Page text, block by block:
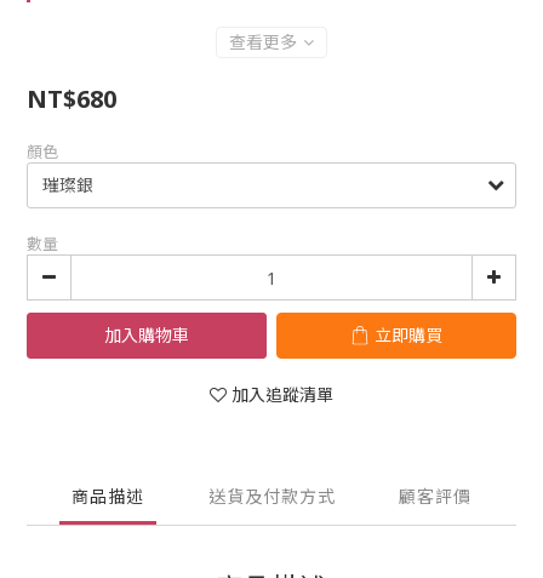
查看更多
NT$680
顏色
數量
加入購物車 立即購買
加入追蹤清單
商品描述 送貨及付款方式 顧客評價